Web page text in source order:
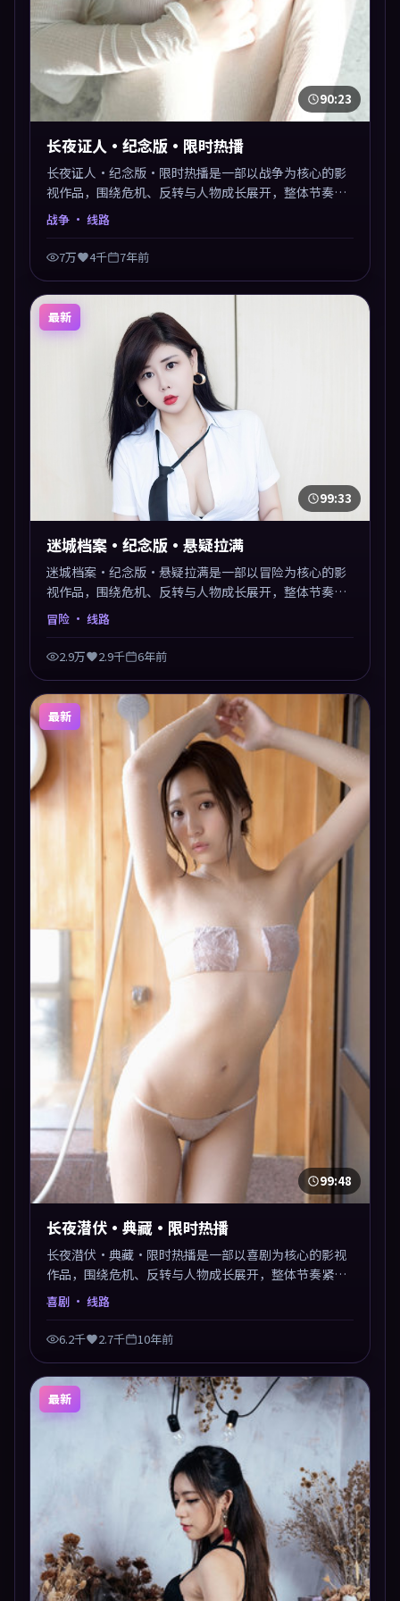
90:23
长夜证人·纪念版·限时热播
长夜证人·纪念版·限时热播是一部以战争为核心的影
视作品，围绕危机、反转与人物成长展开，整体节奏紧
凑，值得推荐观看。
战争 · 线路
7万 4千 7年前
最新
99:33
迷城档案·纪念版·悬疑拉满
迷城档案·纪念版·悬疑拉满是一部以冒险为核心的影
视作品，围绕危机、反转与人物成长展开，整体节奏紧
凑，值得推荐观看。
冒险 · 线路
2.9万 2.9千 6年前
最新
99:48
长夜潜伏·典藏·限时热播
长夜潜伏·典藏·限时热播是一部以喜剧为核心的影视
作品，围绕危机、反转与人物成长展开，整体节奏紧
凑，值得推荐观看。
喜剧 · 线路
6.2千 2.7千 10年前
最新